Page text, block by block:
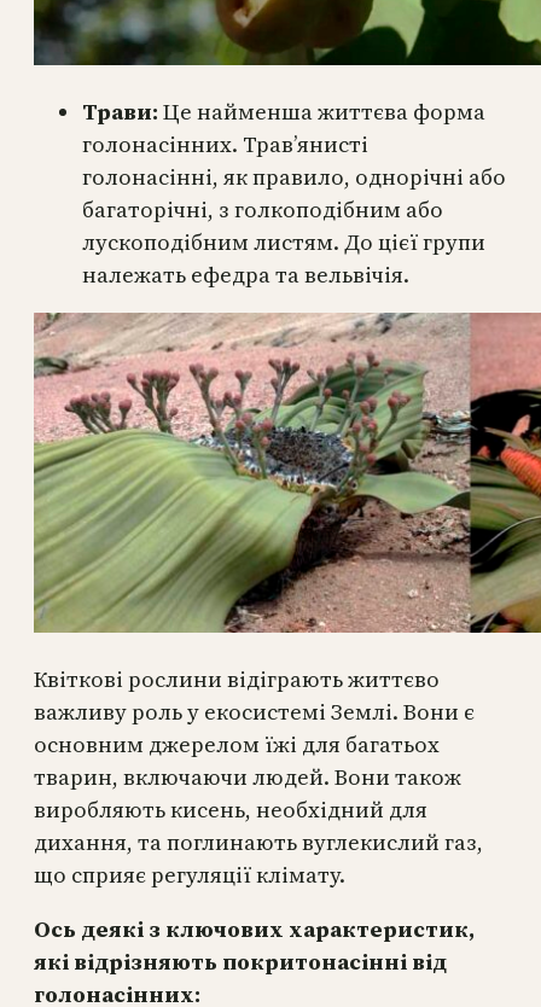
Трави: Це найменша життєва форма
голонасінних. Трав’янисті
голонасінні, як правило, однорічні або
багаторічні, з голкоподібним або
лускоподібним листям. До цієї групи
належать ефедра та вельвічія.
Квіткові рослини відіграють життєво
важливу роль у екосистемі Землі. Вони є
основним джерелом їжі для багатьох
тварин, включаючи людей. Вони також
виробляють кисень, необхідний для
дихання, та поглинають вуглекислий газ,
що сприяє регуляції клімату.
Ось деякі з ключових характеристик,
які відрізняють покритонасінні від
голонасінних: